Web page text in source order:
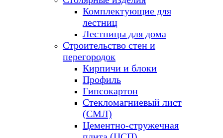
Комплектующие для
лестниц
Лестницы для дома
Строительство стен и
перегородок
Кирпичи и блоки
Профиль
Гипсокартон
Стекломагниевый лист
(СМЛ)
Цементно-стружечная